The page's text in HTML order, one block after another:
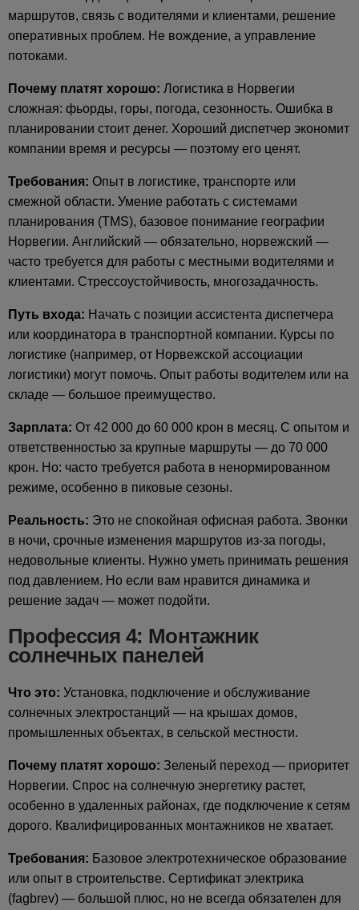
маршрутов, связь с водителями и клиентами, решение
оперативных проблем. Не вождение, а управление
потоками.
Почему платят хорошо: Логистика в Норвегии
сложная: фьорды, горы, погода, сезонность. Ошибка в
планировании стоит денег. Хороший диспетчер экономит
компании время и ресурсы — поэтому его ценят.
Требования: Опыт в логистике, транспорте или
смежной области. Умение работать с системами
планирования (TMS), базовое понимание географии
Норвегии. Английский — обязательно, норвежский —
часто требуется для работы с местными водителями и
клиентами. Стрессоустойчивость, многозадачность.
Путь входа: Начать с позиции ассистента диспетчера
или координатора в транспортной компании. Курсы по
логистике (например, от Норвежской ассоциации
логистики) могут помочь. Опыт работы водителем или на
складе — большое преимущество.
Зарплата: От 42 000 до 60 000 крон в месяц. С опытом и
ответственностью за крупные маршруты — до 70 000
крон. Но: часто требуется работа в ненормированном
режиме, особенно в пиковые сезоны.
Реальность: Это не спокойная офисная работа. Звонки
в ночи, срочные изменения маршрутов из-за погоды,
недовольные клиенты. Нужно уметь принимать решения
под давлением. Но если вам нравится динамика и
решение задач — может подойти.
Профессия 4: Монтажник
солнечных панелей
Что это: Установка, подключение и обслуживание
солнечных электростанций — на крышах домов,
промышленных объектах, в сельской местности.
Почему платят хорошо: Зеленый переход — приоритет
Норвегии. Спрос на солнечную энергетику растет,
особенно в удаленных районах, где подключение к сетям
дорого. Квалифицированных монтажников не хватает.
Требования: Базовое электротехническое образование
или опыт в строительстве. Сертификат электрика
(fagbrev) — большой плюс, но не всегда обязателен для